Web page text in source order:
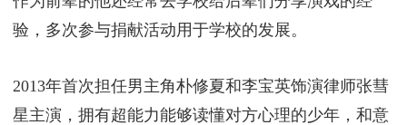
验，多次参与捐献活动用于学校的发展。
2013年首次担任男主角朴修夏和李宝英饰演律师张彗
星主演，拥有超能力能够读懂对方心理的少年，和意